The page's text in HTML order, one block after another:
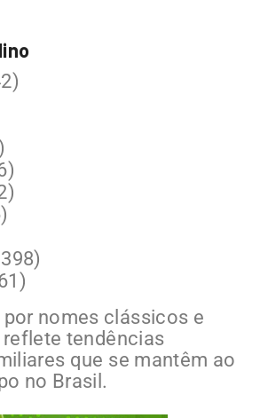
nomes clássicos e
tendências
que se mantêm ao
no Brasil.